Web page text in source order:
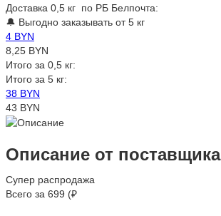
Доставка 0,5 кг по РБ Белпочта:
🔔 Выгодно заказывать от 5 кг
4 BYN
8,25 BYN
Итого за 0,5 кг:
Итого за 5 кг:
38 BYN
43 BYN
Описание от поставщика
Супер распродажа
Всего за 699 (₽